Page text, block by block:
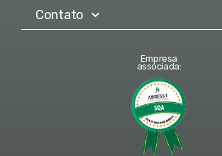
Contato
Empresa
associada: